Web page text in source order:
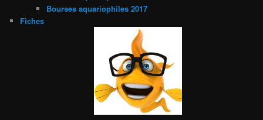
Bourses aquariophiles 2017
Fiches